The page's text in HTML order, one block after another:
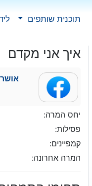
תוכנית שותפים
איך אני מקדם
יחס המרה:
פסילות:
קמפיינים:
המרה אחרונה: